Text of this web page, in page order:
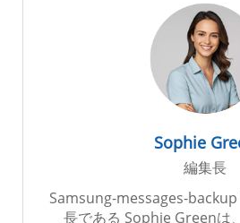
Sophie
編集長
Samsung-messages-
長である Sophie Greenは